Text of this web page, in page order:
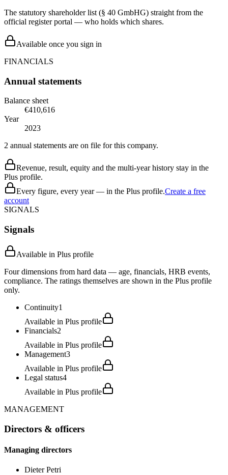
The statutory shareholder list (§ 40 GmbHG) straight from the
official register portal — who holds which shares.
Available once you sign in
FINANCIALS
Annual statements
Balance sheet
€410,616
Year
2023
2 annual statements are on file for this company.
Revenue, result, equity and the multi-year history stay in the
Plus profile.
Every figure, every year — in the Plus profile.Create a free
account
SIGNALS
Signals
Available in Plus profile
Four dimensions from hard data — age, financials, HRB events,
compliance. The ratings themselves are shown in the Plus profile
only.
Continuity1
Available in Plus profile
Financials2
Available in Plus profile
Management3
Available in Plus profile
Legal status4
Available in Plus profile
MANAGEMENT
Directors & officers
Managing directors
Dieter Petri